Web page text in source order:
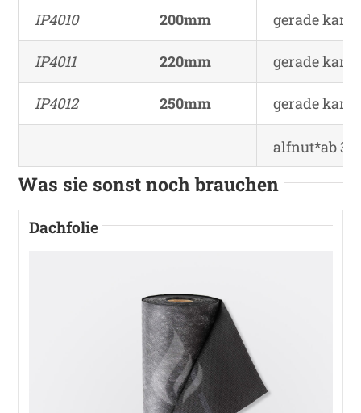
IP4010 200mm gerade
IP4011 220mm gerade
IP4012 250mm gerade
alfnut*ab 30
Was sie sonst noch brauchen
Dachfolie